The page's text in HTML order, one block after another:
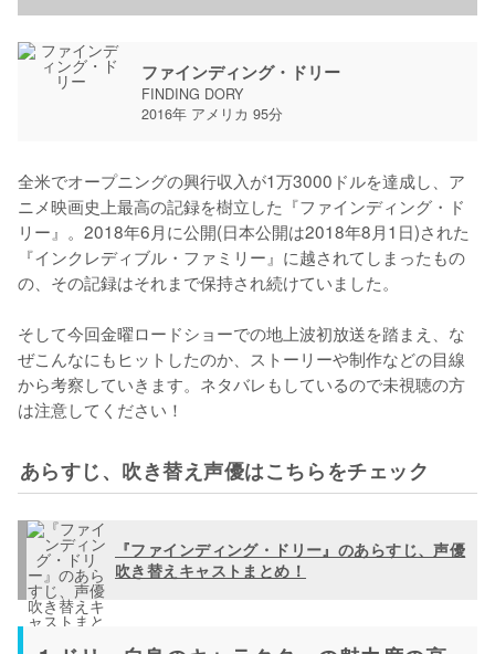
ファインディング・ドリー
FINDING DORY
2016年 アメリカ 95分
全米でオープニングの興行収入が1万3000ドルを達成し、ア
ニメ映画史上最高の記録を樹立した『ファインディング・ド
リー』。2018年6月に公開(日本公開は2018年8月1日)された
『インクレディブル・ファミリー』に越されてしまったもの
の、その記録はそれまで保持され続けていました。
そして今回金曜ロードショーでの地上波初放送を踏まえ、な
ぜこんなにもヒットしたのか、ストーリーや制作などの目線
から考察していきます。ネタバレもしているので未視聴の方
は注意してください！
あらすじ、吹き替え声優はこちらをチェック
『ファインディング・ドリー』のあらすじ、声優
吹き替えキャストまとめ！